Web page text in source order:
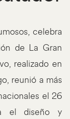
celebra
de La Gran
realizado en
reunió a más
el 26
el diseño y